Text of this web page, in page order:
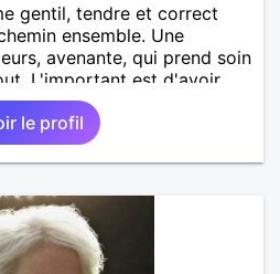
gentil, tendre et correct
ensemble. Une
avenante, qui prend soin
L'important est d'avoir
les instants. Je suis prête de
mais avec des limites. Au
de répondre !
le profil